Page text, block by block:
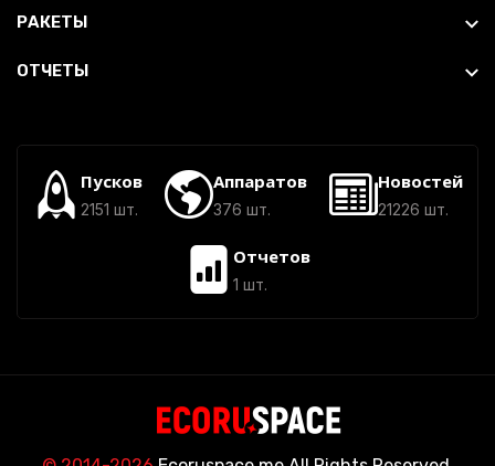
РАКЕТЫ
ОТЧЕТЫ
Пусков
2151 шт.
Аппаратов
376 шт.
Новостей
21226 шт.
Отчетов
1 шт.